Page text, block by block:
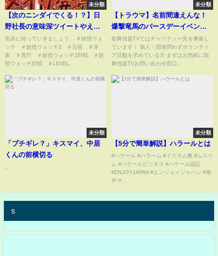
未分類
【次のニンダイでくる！？】日
野社長の意味深ツイートやえん
えんトンネル画像から読み取れ
る妖怪ウォッチ2リメイクが発売
される理由を解説！！【LEVEL5
ォッチ2 ＃真打＃雑学
気長に待っていきましょう… ＃妖怪ウォ
ッチ ＃妖怪ウォッチ2 ＃元祖 ＃本
家 ＃真打 ＃妖怪ウォッチ2対戦 ＃妖
怪ウォッチ対戦 ＃LEVEL...
未分類
【トラウマ】名前間違えんな！
爆撃竜馬のバースデーイベント
で悪夢再来！？
歌舞伎超TVではチャリティー先を募集し
ています！ 個人・団体問わずボランティ
ア活動を求めている方 まずはお気軽に歌
舞伎超TVお問い合わせ窓口...
未分類
「ブチギレ？」キスマイ、中居
くんの前横切る
未分類
【5分で簡単解説】ハラールとは
#ハラール #ハラーム #イスラム教 #ムスリ
ム #ハラールビジネス #ハラール認証
#ENJOYJAPAN #エンジョイジャパン #海
外マ...
s